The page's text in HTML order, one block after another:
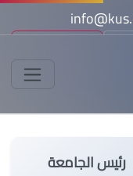
بحث
رئيس الجامعة